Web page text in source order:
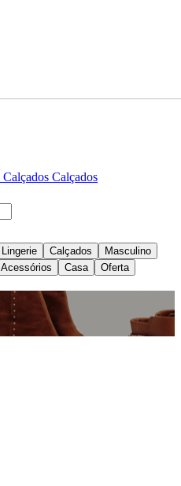
Calçados Calçados
Lingerie Calçados
Masculino
Acessórios Casa Oferta